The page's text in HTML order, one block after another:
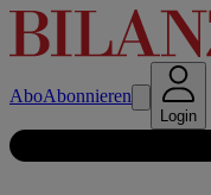
AboAbonnieren
Login